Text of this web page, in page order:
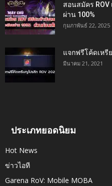
สอนสมัคร ROV
ผ่าน 100%
กุมภาพันธ์ 22, 2025
แจกฟรีโค้ดเหรี
มีนาคม 21, 2021
ประเภทยอดนิยม
Hot News
ข่าวไอที
Garena RoV: Mobile MOBA